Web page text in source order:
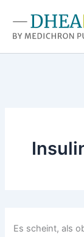
Inhalt
springen
Es scheint, als